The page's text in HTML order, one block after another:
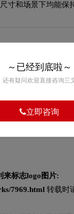
寸和场景下均能保
牌logo属于什
整体呈现出简约的
适用性，设计师在
的一般审美特征，
中脱颖而出，给消
来标志logo图片:
7969.html 转载时
～已经到底啦～
还有疑问欢迎直接咨询三
立即咨询